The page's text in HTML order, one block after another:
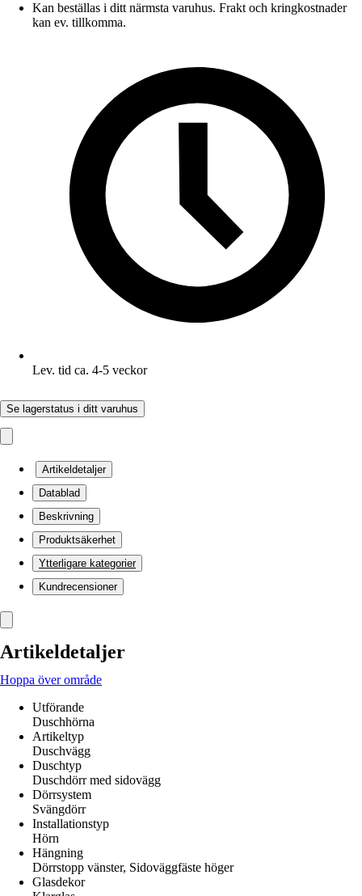
Kan beställas i ditt närmsta varuhus. Frakt och kringkostnader
kan ev. tillkomma.
Lev. tid ca. 4-5 veckor
Se lagerstatus i ditt varuhus
Artikeldetaljer
Datablad
Beskrivning
Produktsäkerhet
Ytterligare kategorier
Kundrecensioner
Artikeldetaljer
Hoppa över område
Utförande
Duschhörna
Artikeltyp
Duschvägg
Duschtyp
Duschdörr med sidovägg
Dörrsystem
Svängdörr
Installationstyp
Hörn
Hängning
Dörrstopp vänster, Sidoväggfäste höger
Glasdekor